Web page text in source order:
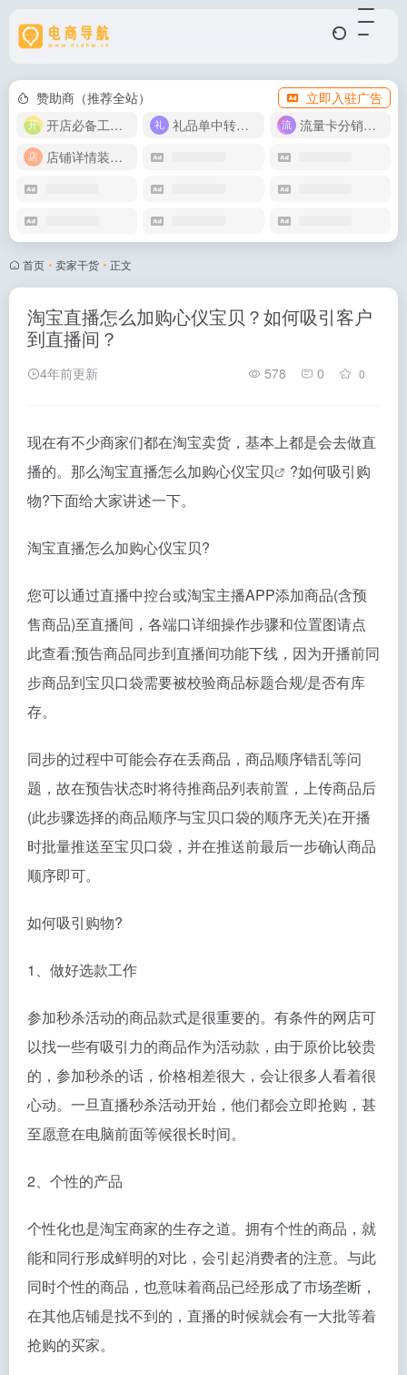
赞助商（推荐全站）
立即入驻广告
开店必备工具箱
礼品单中转同步单
流量卡分销代理
店铺详情装修模版
首页 • 卖家干货 • 正文
淘宝直播怎么加购心仪宝贝？如何吸引客户
到直播间？
4年前更新 578 0 0
现在有不少商家们都在淘宝卖货，基本上都是会去做直
播的。那么淘宝直播怎么加购心仪宝贝
?如何吸引购
物?下面给大家讲述一下。
淘宝直播怎么加购心仪宝贝?
您可以通过直播中控台或淘宝主播APP添加商品(含预
售商品)至直播间，各端口详细操作步骤和位置图请点
此查看;预告商品同步到直播间功能下线，因为开播前同
步商品到宝贝口袋需要被校验商品标题合规/是否有库
存。
同步的过程中可能会存在丢商品，商品顺序错乱等问
题，故在预告状态时将待推商品列表前置，上传商品后
(此步骤选择的商品顺序与宝贝口袋的顺序无关)在开播
时批量推送至宝贝口袋，并在推送前最后一步确认商品
顺序即可。
如何吸引购物?
1、做好选款工作
参加秒杀活动的商品款式是很重要的。有条件的网店可
以找一些有吸引力的商品作为活动款，由于原价比较贵
的，参加秒杀的话，价格相差很大，会让很多人看着很
心动。一旦直播秒杀活动开始，他们都会立即抢购，甚
至愿意在电脑前面等候很长时间。
2、个性的产品
个性化也是淘宝商家的生存之道。拥有个性的商品，就
能和同行形成鲜明的对比，会引起消费者的注意。与此
同时个性的商品，也意味着商品已经形成了市场垄断，
在其他店铺是找不到的，直播的时候就会有一大批等着
抢购的买家。